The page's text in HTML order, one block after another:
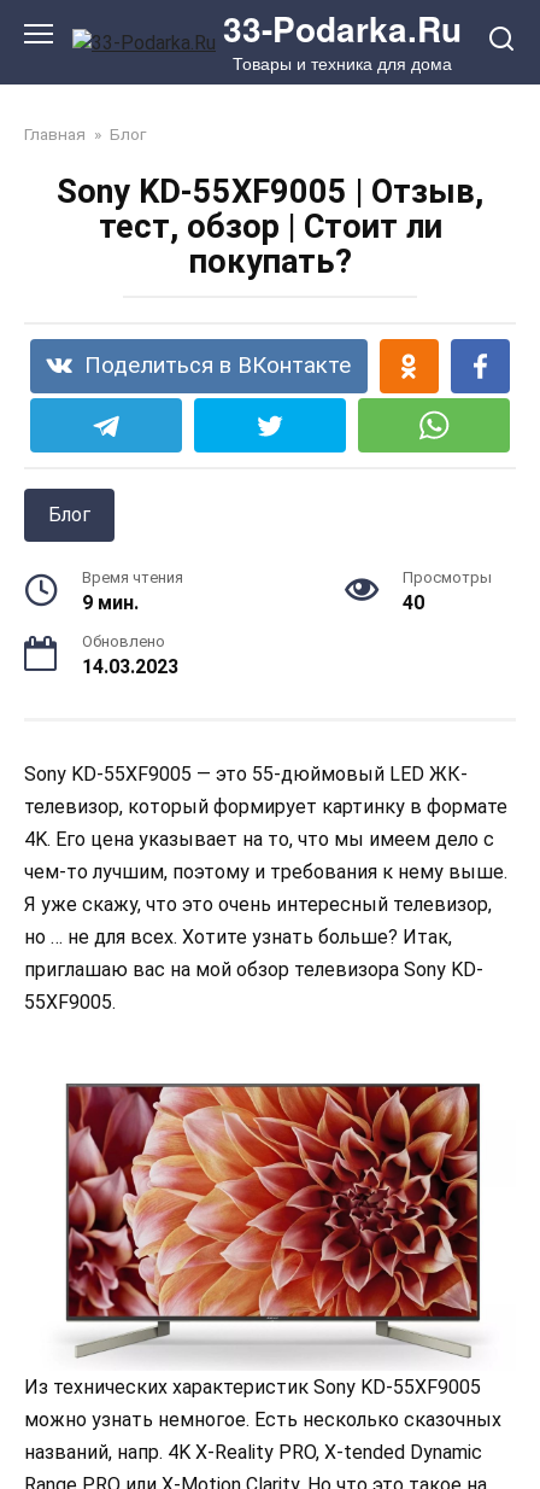
33-Podarka.Ru
Товары и техника для дома
Главная » Блог
Sony KD-55XF9005 | Отзыв,
тест, обзор | Стоит ли
покупать?
Поделиться в ВКонтакте
Блог
Время чтения
9 мин.
Просмотры
40
Обновлено
14.03.2023
Sony KD-55XF9005 — это 55-дюймовый LED ЖК-
телевизор, который формирует картинку в формате
4K. Его цена указывает на то, что мы имеем дело с
чем-то лучшим, поэтому и требования к нему выше.
Я уже скажу, что это очень интересный телевизор,
но … не для всех. Хотите узнать больше? Итак,
приглашаю вас на мой обзор телевизора Sony KD-
55XF9005.
Из технических характеристик Sony KD-55XF9005
можно узнать немногое. Есть несколько сказочных
названий, напр. 4K X-Reality PRO, X-tended Dynamic